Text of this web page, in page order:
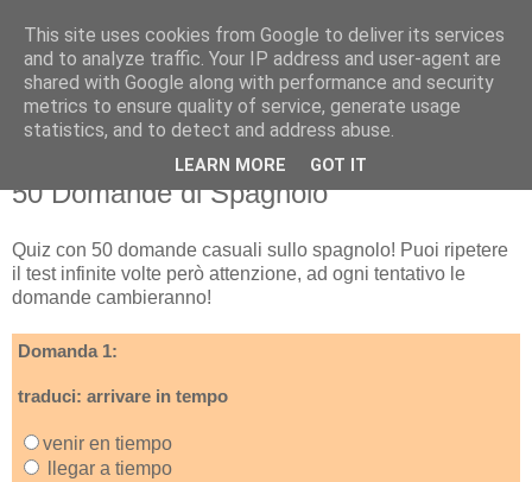
venerdì 10 gennaio 2014
50 Domande di Spagnolo
Quiz con 50 domande casuali sullo spagnolo! Puoi ripetere
il test infinite volte però attenzione, ad ogni tentativo le
domande cambieranno!
Domanda 1:
traduci: arrivare in tempo
venir en tiempo
llegar a tiempo
This site uses cookies from Google to deliver its services
and to analyze traffic. Your IP address and user-agent are
shared with Google along with performance and security
metrics to ensure quality of service, generate usage
statistics, and to detect and address abuse.
LEARN MORE GOT IT